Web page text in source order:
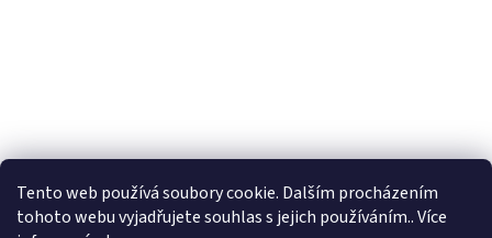
Tento web používá soubory cookie. Dalším procházením
tohoto webu vyjadřujete souhlas s jejich používáním.. Více